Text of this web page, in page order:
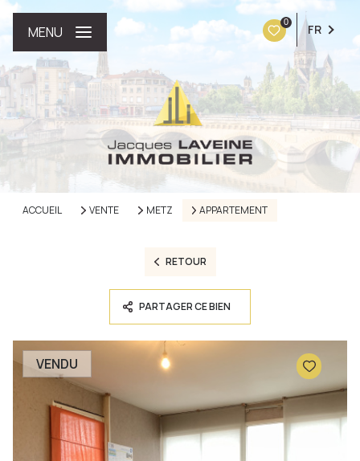
0 FR
MENU
ACCUEIL VENTE METZ APPARTEMENT
RETOUR
PARTAGER CE BIEN
VENDU